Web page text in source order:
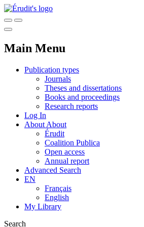
Main Menu
Publication types
Journals
Theses and dissertations
Books and proceedings
Research reports
Log In
About About
Érudit
Coalition Publica
Open access
Annual report
Advanced Search
EN
Français
English
My Library
Search